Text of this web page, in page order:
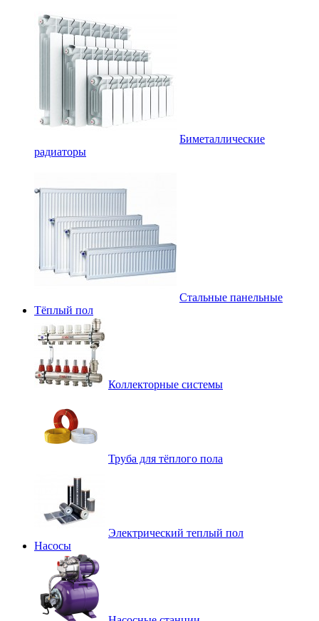
Биметаллические
радиаторы
Стальные панельные
Тёплый пол
Коллекторные системы
Труба для тёплого пола
Электрический теплый пол
Насосы